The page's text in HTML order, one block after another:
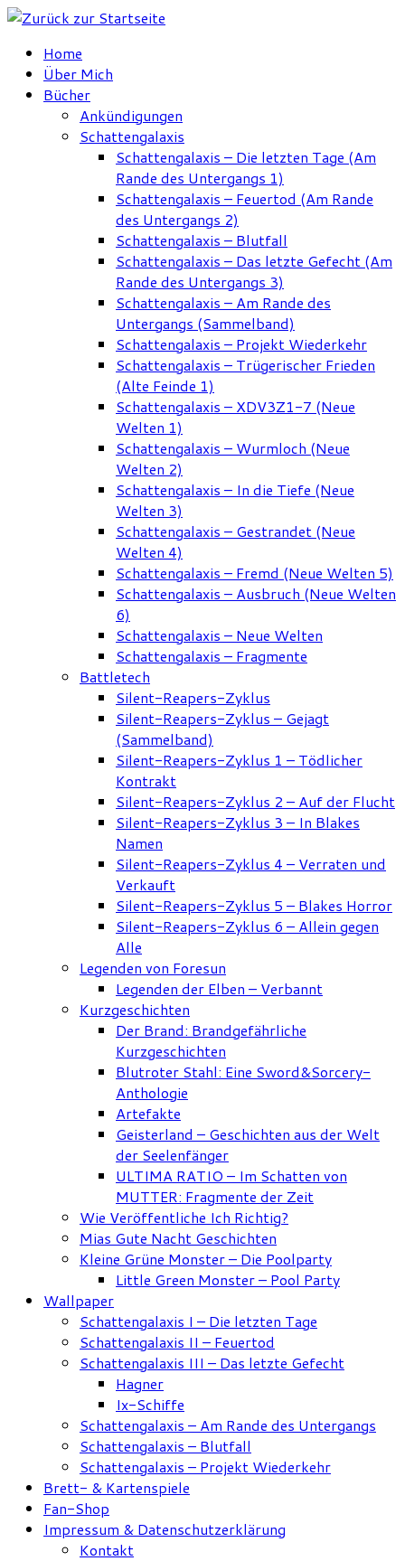
Zum
springenHome
Über Mich
Bücher
Ankündigungen
Schattengalaxis
Schattengalaxis – Die letzten Tage (Am
Rande des Untergangs 1)
Schattengalaxis – Feuertod (Am Rande
des Untergangs 2)
Schattengalaxis – Blutfall
Schattengalaxis – Das letzte Gefecht (Am
Rande des Untergangs 3)
Schattengalaxis – Am Rande des
Untergangs (Sammelband)
Schattengalaxis – Projekt Wiederkehr
Schattengalaxis – Trügerischer Frieden
(Alte Feinde 1)
Schattengalaxis – XDV3Z1-7 (Neue
Welten 1)
Schattengalaxis – Wurmloch (Neue
Welten 2)
Schattengalaxis – In die Tiefe (Neue
Welten 3)
Schattengalaxis – Gestrandet (Neue
Welten 4)
Schattengalaxis – Fremd (Neue Welten 5)
Schattengalaxis – Ausbruch (Neue Welten
6)
Schattengalaxis – Neue Welten
Schattengalaxis – Fragmente
Battletech
Silent-Reapers-Zyklus
Silent-Reapers-Zyklus – Gejagt
(Sammelband)
Silent-Reapers-Zyklus 1 – Tödlicher
Kontrakt
Silent-Reapers-Zyklus 2 – Auf der Flucht
Silent-Reapers-Zyklus 3 – In Blakes
Namen
Silent-Reapers-Zyklus 4 – Verraten und
Verkauft
Silent-Reapers-Zyklus 5 – Blakes Horror
Silent-Reapers-Zyklus 6 – Allein gegen
Alle
Legenden von Foresun
Legenden der Elben – Verbannt
Kurzgeschichten
Der Brand: Brandgefährliche
Kurzgeschichten
Blutroter Stahl: Eine Sword&Sorcery-
Anthologie
Artefakte
Geisterland – Geschichten aus der Welt
der Seelenfänger
ULTIMA RATIO – Im Schatten von
MUTTER: Fragmente der Zeit
Wie Veröffentliche Ich Richtig?
Mias Gute Nacht Geschichten
Kleine Grüne Monster – Die Poolparty
Little Green Monster – Pool Party
Wallpaper
Schattengalaxis I – Die letzten Tage
Schattengalaxis II – Feuertod
Schattengalaxis III – Das letzte Gefecht
Hagner
Ix-Schiffe
Schattengalaxis – Am Rande des Untergangs
Schattengalaxis – Blutfall
Schattengalaxis – Projekt Wiederkehr
Brett- & Kartenspiele
Fan-Shop
Impressum & Datenschutzerklärung
Kontakt